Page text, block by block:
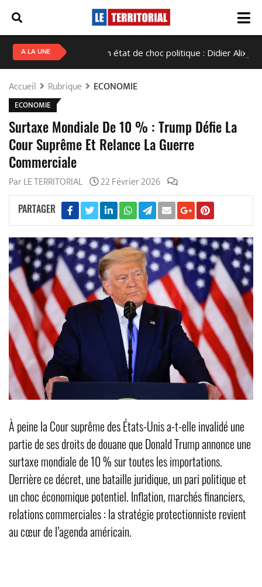
A LA UNEHaïti en état de choc politique : Didier Alix Fils-
Accueil Rubrique ECONOMIE
ECONOMIE
Surtaxe Mondiale De 10 % : Trump Défie La
Cour Suprême Et Relance La Guerre
Commerciale
Par LE TERRITORIAL 22 Février 2026
PARTAGER
À peine la Cour suprême des États-Unis a-t-elle invalidé une
partie de ses droits de douane que Donald Trump annonce une
surtaxe mondiale de 10 % sur toutes les importations.
Derrière ce décret, une bataille juridique, un pari politique et
un choc économique potentiel. Inflation, marchés financiers,
relations commerciales : la stratégie protectionniste revient
au cœur de l’agenda américain.